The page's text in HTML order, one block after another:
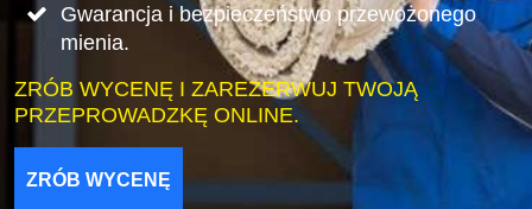
Gwarancja i bezpieczeństwo przewożonego
mienia.
ZRÓB WYCENĘ I ZAREZERWUJ TWOJĄ
PRZEPROWADZKĘ ONLINE.
ZRÓB WYCENĘ